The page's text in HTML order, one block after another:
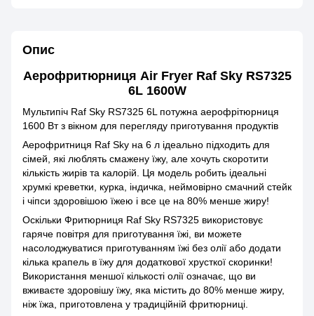
Опис
Аерофритюрниця Air Fryer Raf Sky RS7325
6L 1600W
Мультипіч Raf Sky RS7325 6L потужна аерофрітюрниця
1600 Вт з вікном для перегляду приготування продуктів
Аерофритниця Raf Sky на 6 л ідеально підходить для
сімей, які люблять смажену їжу, але хочуть скоротити
кількість жирів та калорій. Ця модель робить ідеальні
хрумкі креветки, курка, індичка, неймовірно смачний стейк
і чіпси здоровішою їжею і все це на 80% менше жиру!
Оскільки Фритюрниця Raf Sky RS7325 використовує
гаряче повітря для приготування їжі, ви можете
насолоджуватися приготуванням їжі без олії або додати
кілька крапель в їжу для додаткової хрусткої скоринки!
Використання меншої кількості олії означає, що ви
вживаєте здоровішу їжу, яка містить до 80% менше жиру,
ніж їжа, приготовлена у традиційній фритюрниці.